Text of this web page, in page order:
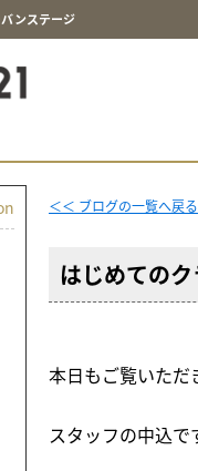
ンステージ
＜＜ ブログの一覧へ戻る
はじめての
本日もご覧いただ
スタッフの中込で